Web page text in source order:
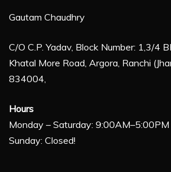
Gautam Chaudhry
C/O C.P. Yadav, Block Number: 1,3/4
Khatal More Road, Argora, Ranchi
834004,
Hours
Monday – Saturday: 9:00AM–5:00PM
Sunday: Closed!